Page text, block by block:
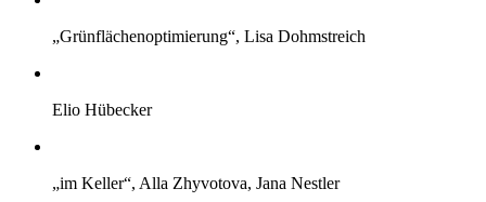
„Grünflächenoptimierung“, Lisa Dohmstreich
Elio Hübecker
„im Keller“, Alla Zhyvotova, Jana Nestler